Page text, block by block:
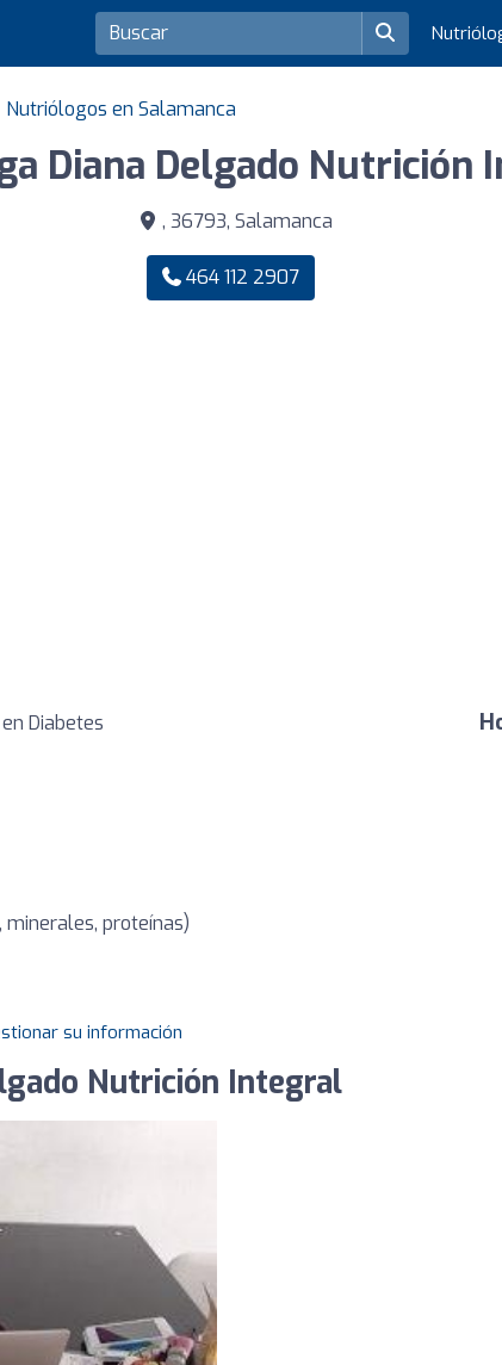
Nutriólogos en Salamanca
Diana Delgado Nutrición
, 36793, Salamanca
464 112 2907
Diabetes
proteínas)
su información
Nutrición Integral